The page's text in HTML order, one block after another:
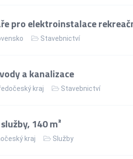
pro elektroinstalace
Stavebnictví
a kanalizace
kraj Stavebnictví
140 m²
kraj Služby